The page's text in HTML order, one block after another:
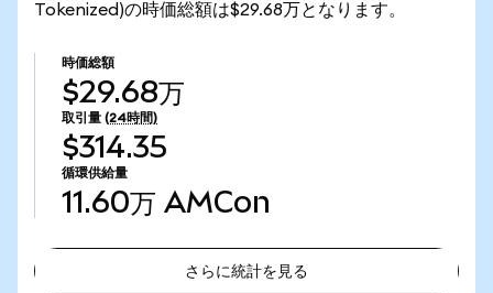
Tokenized)の時価総額は$29.68万となります。
時価総額
$29.68万
取引量 (24時間)
$314.35
循環供給量
11.60万 AMCon
さらに統計を見る